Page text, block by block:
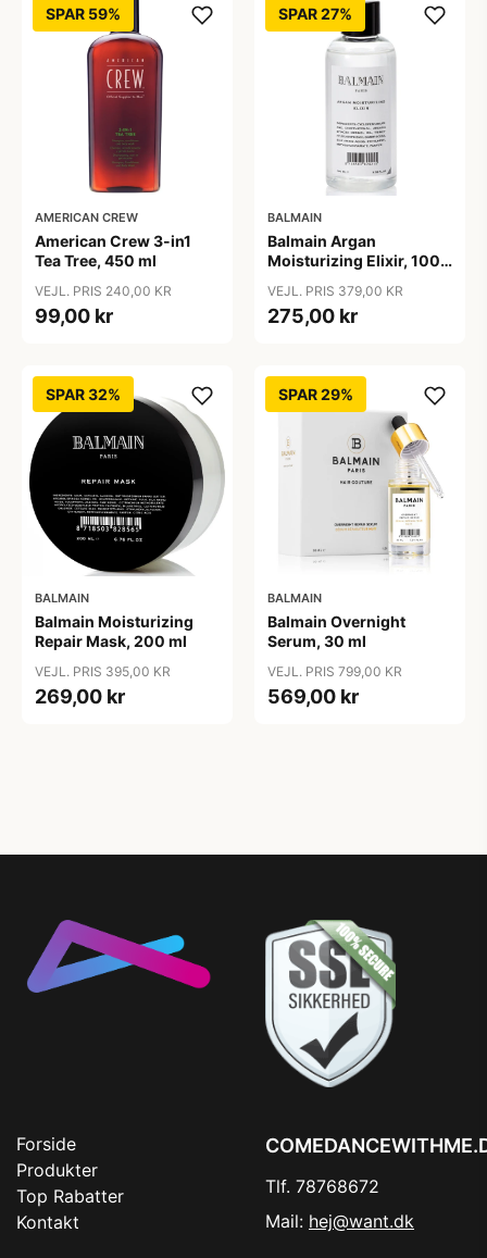
SPAR 59%
AMERICAN CREW
American Crew 3-in1
Tea Tree, 450 ml
VEJL. PRIS 240,00 KR
99,00 kr
SPAR 27%
BALMAIN
Balmain Argan
Moisturizing Elixir, 100
VEJL. PRIS 379,00 KR
275,00 kr
SPAR 32%
BALMAIN
Balmain Moisturizing
Repair Mask, 200 ml
VEJL. PRIS 395,00 KR
269,00 kr
SPAR 29%
BALMAIN
Balmain Overnight
Serum, 30 ml
VEJL. PRIS 799,00 KR
569,00 kr
Forside
Produkter
Top Rabatter
Kontakt
Tlf. 78768672
Mail: hej@want.dk